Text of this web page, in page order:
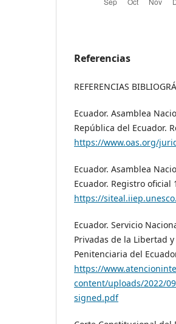
Referencias
REFERENCIAS
Ecuador. Asamblea
República del Ecuador.
https://www.oas.org/
Ecuador. Asamblea
Ecuador. Registro oficial
https://
Ecuador. Servicio
Privadas de la Libertad
Penitenciaria del
https://
content/uploads/2022/
signed.pdf